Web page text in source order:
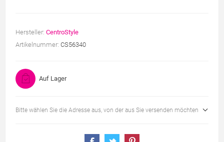
Hersteller: CentroStyle
Artikelnummer: CS56340
Auf Lager
Bitte wählen Sie die Adresse aus, von der aus Sie versenden möchten